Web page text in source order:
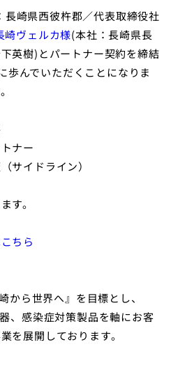
長崎県西彼杵郡／代表取締役社
崎ヴェルカ様(本社：⻑崎県長
英樹)とパートナー契約を締結
歩んでいただくことになりま
ナー
サイドライン）
す。
ちら
から世界へ』を目標とし、
、感染症対策製品を軸にお客
を展開しております。